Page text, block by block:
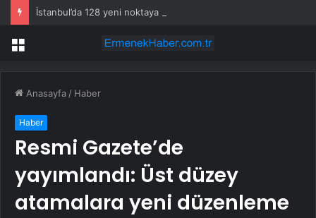
İstanbul’da 128 yeni noktaya daha EDS geliyor
Menü
Anasayfa / Haber
Haber
Resmi Gazete’de
yayımlandı: Üst düzey
atamalara yeni düzenleme